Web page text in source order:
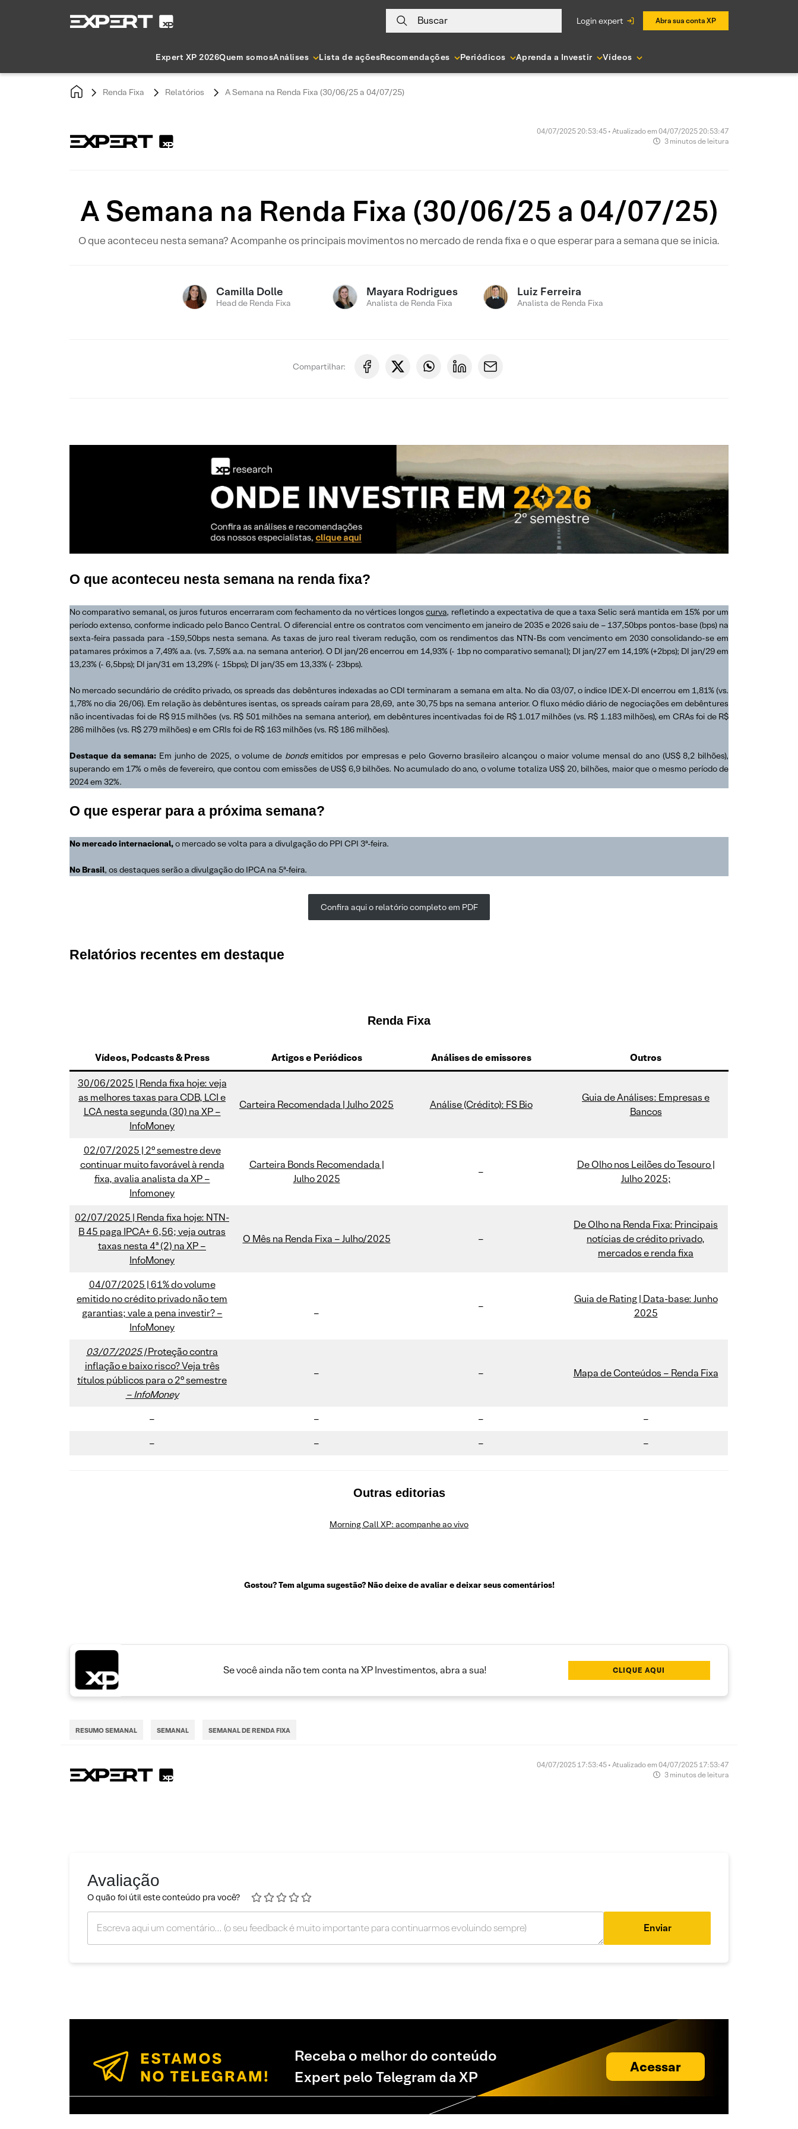
Buscar login expert Abra sua conta XP
Expert XP 2026Quem somosAnálises Lista de açõesRecomendações Periódicos Aprenda a Investir Vídeos
Renda Fixa Relatórios A Semana na Renda Fixa (30/06/25 a 04/07/25)
04/07/2025 20:53:45 • Atualizado em 04/07/2025 20:53:47
3 minutos de leitura
A Semana na Renda Fixa (30/06/25 a 04/07/25)
O que aconteceu nesta semana? Acompanhe os principais movimentos no mercado de renda fixa e o que esperar para a semana que se inicia.
Camilla Dolle
Head de Renda Fixa
Mayara Rodrigues
Analista de Renda Fixa
Luiz Ferreira
Analista de Renda Fixa
Compartilhar:
O que aconteceu nesta semana na renda fixa?
No comparativo semanal, os juros futuros encerraram com fechamento da no vértices longoscurva, refletindo a expectativa de que a taxa Selic será mantida em 15% por um
período extenso, conforme indicado pelo Banco Central. O diferencial entre os contratos com vencimento em janeiro de 2035 e 2026 saiu de – 137,50bps pontos-base (bps) na
sexta-feira passada para -159,50bps nesta semana. As taxas de juro real tiveram redução, com os rendimentos das NTN-Bs com vencimento em 2030 consolidando-se em
patamares próximos a 7,49% a.a. (vs. 7,59% a.a. na semana anterior). O DI jan/26 encerrou em 14,93% (- 1bp no comparativo semanal); DI jan/27 em 14,19% (+2bps); DI jan/29 em
13,23% (- 6,5bps); DI jan/31 em 13,29% (- 15bps); DI jan/35 em 13,33% (- 23bps).
No mercado secundário de crédito privado, os spreads das debêntures indexadas ao CDI terminaram a semana em alta. No dia 03/07, o índice IDEX-DI encerrou em 1,81% (vs.
1,78% no dia 26/06). Em relação às debêntures isentas, os spreads caíram para 28,69, ante 30,75 bps na semana anterior. O fluxo médio diário de negociações em debêntures
não incentivadas foi de R$ 915 milhões (vs. R$ 501 milhões na semana anterior), em debêntures incentivadas foi de R$ 1.017 milhões (vs. R$ 1.183 milhões), em CRAs foi de R$
286 milhões (vs. R$ 279 milhões) e em CRIs foi de R$ 163 milhões (vs. R$ 186 milhões).
Destaque da semana: Em junho de 2025, o volume de bondsemitidos por empresas e pelo Governo brasileiro alcançou o maior volume mensal do ano (US$ 8,2 bilhões),
superando em 17% o mês de fevereiro, que contou com emissões de US$ 6,9 bilhões. No acumulado do ano, o volume totaliza US$ 20, bilhões, maior que o mesmo período de
2024 em 32%.
O que esperar para a próxima semana?
No mercado internacional,o mercado se volta para a divulgação do PPI CPI 3ª-feira.
No Brasil, os destaques serão a divulgação do IPCA na 5ª-feira.
Confira aqui o relatório completo em PDF
Relatórios recentes em destaque
Renda Fixa
Vídeos, Podcasts& Press Artigos e Periódicos Análises de emissores Outros
30/06/2025 | Renda fixa hoje: veja
as melhores taxas para CDB, LCI e
LCA nesta segunda (30) na XP –
InfoMoney
Carteira Recomendada | Julho 2025 Análise (Crédito): FS Bio
Guia de Análises: Empresas e
Bancos
02/07/2025 | 2° semestre deve
continuar muito favorável à renda
fixa, avalia analista da XP –
Infomoney
Carteira Bonds Recomendada |
Julho 2025
–
De Olho nos Leilões do Tesouro |
Julho 2025;
02/07/2025 | Renda fixa hoje: NTN-
B 45 paga IPCA+ 6,56; veja outras
taxas nesta 4ª (2) na XP –
InfoMoney
O Mês na Renda Fixa – Julho/2025 –
De Olho na Renda Fixa: Principais
notícias de crédito privado,
mercados e renda fixa
04/07/2025 | 61% do volume
emitido no crédito privado não tem
garantias; vale a pena investir? –
InfoMoney
–
–
Guia de Rating | Data-base: Junho
2025
03/07/2025 |Proteção contra
inflação e baixo risco? Veja três
títulos públicos para o 2° semestre
– InfoMoney
– – Mapa de Conteúdos – Renda Fixa
– – –
–
–
– – –
Outras editorias
Morning Call XP: acompanhe ao vivo
Gostou? Tem alguma sugestão? Não deixe de avaliar e deixar seus comentários!
Se você ainda não tem conta na XP Investimentos, abra a sua! CLIQUE AQUI
RESUMO SEMANAL SEMANAL SEMANAL DE RENDA FIXA
04/07/2025 17:53:45 • Atualizado em 04/07/2025 17:53:47
3 minutos de leitura
Avaliação
O quão foi útil este conteúdo pra você?
Enviar
Receba o melhor do conteúdo
Expert pelo Telegram da XP
Acessar